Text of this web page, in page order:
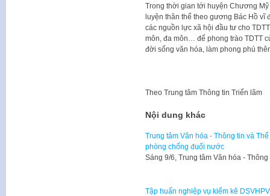
Trong thời gian tới huyện Chương
luyện thân thể theo gương Bác Hồ vĩ
các nguồn lực xã hội đầu tư cho
môn, đa môn… để phong trào TDTT
đời sống văn hóa, làm phong phú
Theo Trung tâm Thông tin Triển lãm
Nội dung khác
Trung tâm Văn hóa - Thông tin và
phòng chống đuối nước
Sáng 9/6, Trung tâm Văn hóa -
Tập huấn nghiệp vụ kiểm kê